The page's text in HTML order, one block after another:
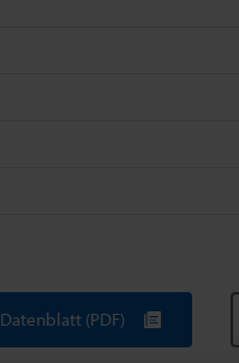
Datenblatt (PDF)